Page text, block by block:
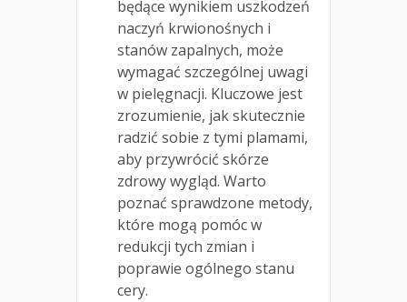
będące wynikiem uszkodzeń
naczyń krwionośnych i
stanów zapalnych, może
wymagać szczególnej uwagi
w pielęgnacji. Kluczowe jest
zrozumienie, jak skutecznie
radzić sobie z tymi plamami,
aby przywrócić skórze
zdrowy wygląd. Warto
poznać sprawdzone metody,
które mogą pomóc w
redukcji tych zmian i
poprawie ogólnego stanu
cery.